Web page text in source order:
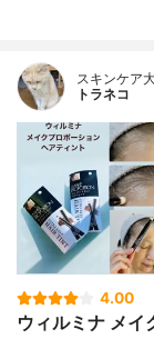
スキンケア
トラネコ
4.00
ウィルミナ メイ